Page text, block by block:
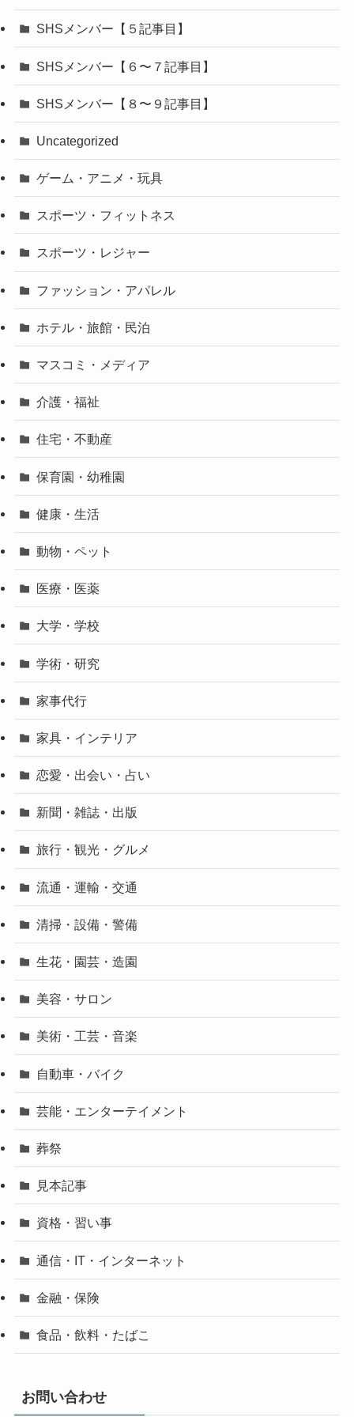
SHSメンバー【５記事目】
SHSメンバー【６〜７記事目】
SHSメンバー【８〜９記事目】
Uncategorized
ゲーム・アニメ・玩具
スポーツ・フィットネス
スポーツ・レジャー
ファッション・アパレル
ホテル・旅館・民泊
マスコミ・メディア
介護・福祉
住宅・不動産
保育園・幼稚園
健康・生活
動物・ペット
医療・医薬
大学・学校
学術・研究
家事代行
家具・インテリア
恋愛・出会い・占い
新聞・雑誌・出版
旅行・観光・グルメ
流通・運輸・交通
清掃・設備・警備
生花・園芸・造園
美容・サロン
美術・工芸・音楽
自動車・バイク
芸能・エンターテイメント
葬祭
見本記事
資格・習い事
通信・IT・インターネット
金融・保険
食品・飲料・たばこ
お問い合わせ